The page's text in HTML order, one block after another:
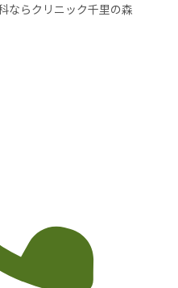
ならクリニック千里の森